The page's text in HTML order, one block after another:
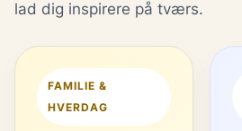
lad dig inspirere på tværs.
FAMILIE &
HVERDAG